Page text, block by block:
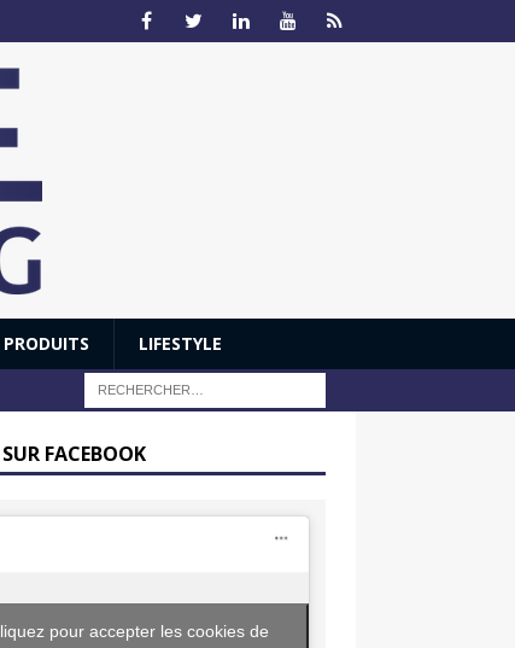
PRODUITS LIFESTYLE
FACEBOOK
pour accepter les cookies de